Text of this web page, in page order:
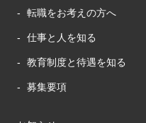
転職をお考えの方へ
仕事と人を知る
教育制度と待遇を知る
募集要項